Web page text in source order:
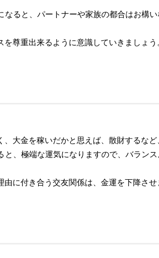
なると、パートナーや家族の都合はお構
尊重出来るように意識していきましょう
、大金を稼いだかと思えば、散財するなど
と、極端な運気になりますので、バラン
由に付き合う交友関係は、金運を下降させ